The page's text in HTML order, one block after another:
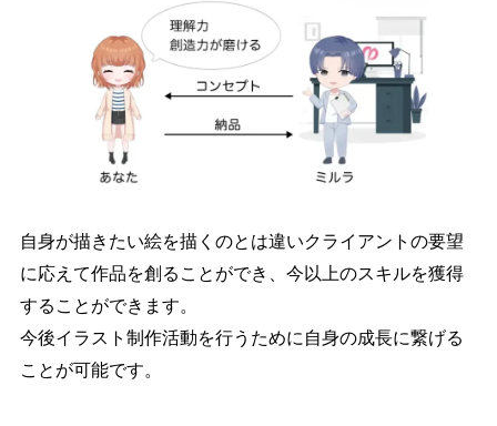
自身が描きたい絵を描くのとは違いクライアントの要望
に応えて作品を創ることができ、今以上のスキルを獲得
することができます。
今後イラスト制作活動を行うために自身の成長に繋げる
ことが可能です。